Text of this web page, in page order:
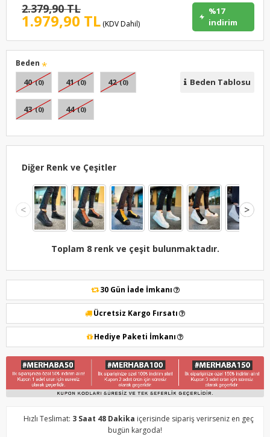
1.979,90 TL (KDV Dahil)
2.379,90 TL
%17
indirim
Beden
40 (0) 41 (0) 42 (0)
43 (0) 44 (0)
Beden Tablosu
Diğer Renk ve Çeşitler
< >
Toplam 8 renk ve çeşit bulunmaktadır.
30 Gün İade İmkanı
Ücretsiz Kargo Fırsatı
Hediye Paketi İmkanı
Hızlı Teslimat: 3 Saat 48 Dakika içerisinde sipariş verirseniz en geç
bugün kargoda!